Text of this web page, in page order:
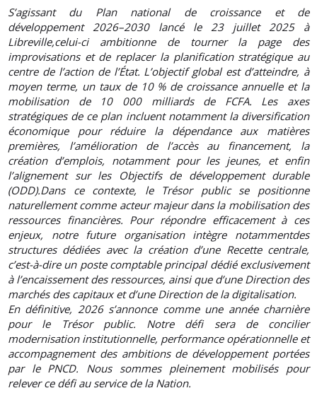
S’agissant du Plan national de croissance et de
développement 2026–2030 lancé le 23 juillet 2025 à
Libreville,celui-ci ambitionne de tourner la page des
improvisations et de replacer la planification stratégique au
centre de l’action de l’État. L’objectif global est d’atteindre, à
moyen terme, un taux de 10 % de croissance annuelle et la
mobilisation de 10 000 milliards de FCFA. Les axes
stratégiques de ce plan incluent notamment la diversification
économique pour réduire la dépendance aux matières
premières, l’amélioration de l’accès au financement, la
création d’emplois, notamment pour les jeunes, et enfin
l’alignement sur les Objectifs de développement durable
(ODD).Dans ce contexte, le Trésor public se positionne
naturellement comme acteur majeur dans la mobilisation des
ressources financières. Pour répondre efficacement à ces
enjeux, notre future organisation intègre notammentdes
structures dédiées avec la création d’une Recette centrale,
c’est-à-dire un poste comptable principal dédié exclusivement
à l’encaissement des ressources, ainsi que d’une Direction des
marchés des capitaux et d’une Direction de la digitalisation.
En définitive, 2026 s’annonce comme une année charnière
pour le Trésor public. Notre défi sera de concilier
modernisation institutionnelle, performance opérationnelle et
accompagnement des ambitions de développement portées
par le PNCD. Nous sommes pleinement mobilisés pour
relever ce défi au service de la Nation.